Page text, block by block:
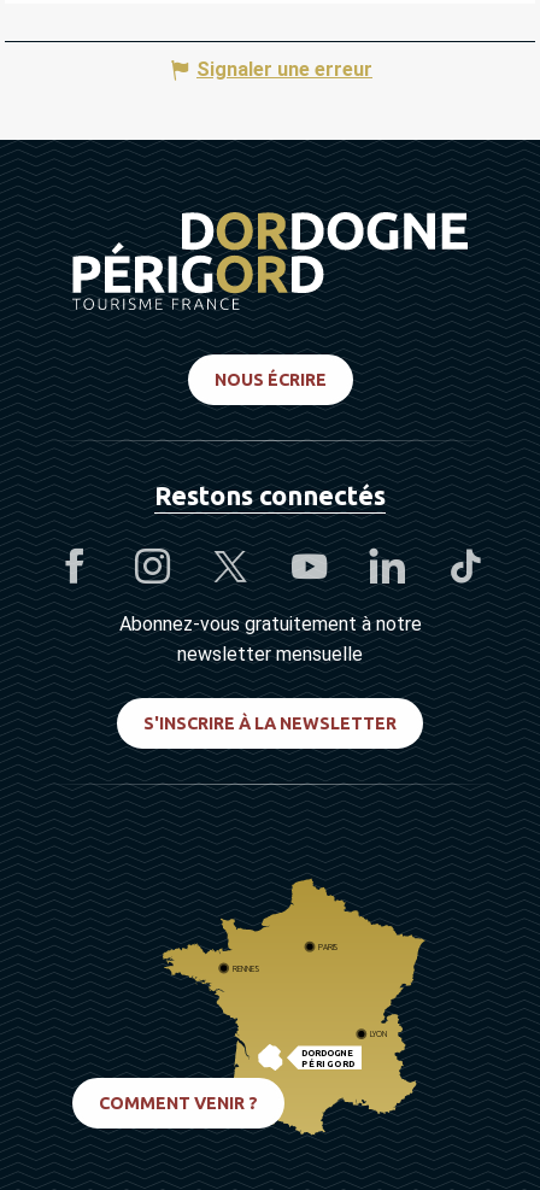
Signaler une erreur
NOUS ÉCRIRE
Restons connectés
Abonnez-vous gratuitement à notre
newsletter mensuelle
S'INSCRIRE À LA NEWSLETTER
DORDOGNE
PÉRIGORD
PARIS
RENNES
LYON
COMMENT VENIR ?